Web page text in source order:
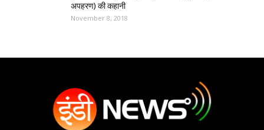
अपहरण) की कहानी
November 8, 2018